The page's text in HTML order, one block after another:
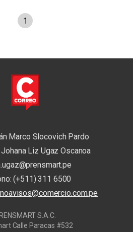
1
Marco Slocovich Pardo
Johana Liz Ugaz Oscanoa
(+511) 311 6500
S.A.C.
Calle Paracas #532